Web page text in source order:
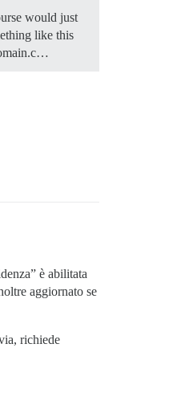
would just
like this
è abilitata
aggiornato se
richiede